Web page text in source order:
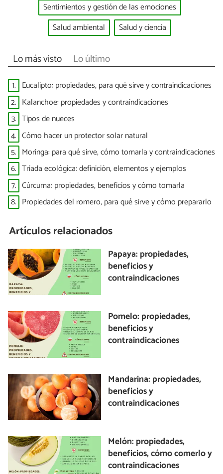
Sentimientos y gestión de las emociones
Salud ambiental
Salud y ciencia
Lo más visto Lo último
1. Eucalipto: propiedades, para qué sirve y contraindicaciones
2. Kalanchoe: propiedades y contraindicaciones
3. Tipos de nueces
4. Cómo hacer un protector solar natural
5. Moringa: para qué sirve, cómo tomarla y contraindicaciones
6. Triada ecológica: definición, elementos y ejemplos
7. Cúrcuma: propiedades, beneficios y cómo tomarla
8. Propiedades del romero, para qué sirve y cómo prepararlo
Artículos relacionados
Papaya: propiedades,
beneficios y
contraindicaciones
Pomelo: propiedades,
beneficios y
contraindicaciones
Mandarina: propiedades,
beneficios y
contraindicaciones
Melón: propiedades,
beneficios, cómo comerlo y
contraindicaciones